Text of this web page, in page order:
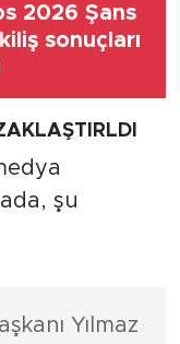
2026 Şans
sonuçları
şu
Yılmaz